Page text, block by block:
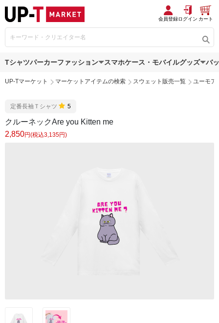
会員登録ログイン カート
Tシャツパーカーファッション スマホケース・モバイルグッズ バ
UP-Tマーケット マーケットアイテムの検索 スウェット販売一覧 ユーモア
定番長袖Ｔシャツ 5
クルーネックAre you Kitten me
2,850円(税込3,135円)